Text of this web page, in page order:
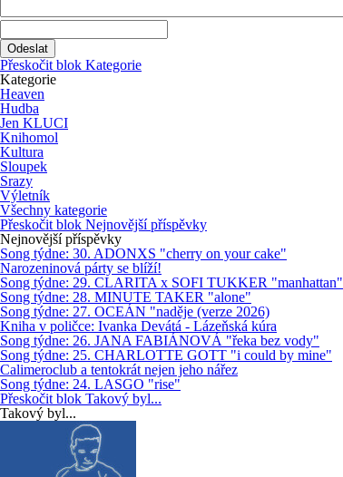
Přeskočit blok Kategorie
Kategorie
Heaven
Hudba
Jen KLUCI
Knihomol
Kultura
Sloupek
Srazy
Výletník
Všechny kategorie
Přeskočit blok Nejnovější příspěvky
Nejnovější příspěvky
Song týdne: 30. ADONXS "cherry on your cake"
Narozeninová párty se blíží!
Song týdne: 29. CLARITA x SOFI TUKKER "manhattan"
Song týdne: 28. MINUTE TAKER "alone"
Song týdne: 27. OCEÁN "naděje (verze 2026)
Kniha v poličce: Ivanka Devátá - Lázeňská kúra
Song týdne: 26. JANA FABIÁNOVÁ "řeka bez vody"
Song týdne: 25. CHARLOTTE GOTT "i could by mine"
Calimeroclub a tentokrát nejen jeho nářez
Song týdne: 24. LASGO "rise"
Přeskočit blok Takový byl...
Takový byl...